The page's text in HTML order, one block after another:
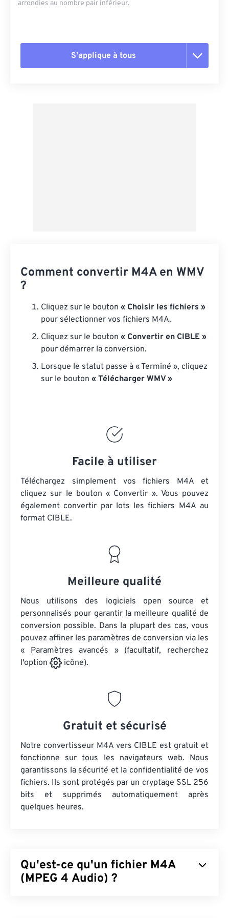
arrondies au nombre pair inférieur.
S'applique à tous
Comment convertir M4A en WMV
?
Cliquez sur le bouton « Choisir les fichiers »
pour sélectionner vos fichiers M4A.
Cliquez sur le bouton « Convertir en CIBLE »
pour démarrer la conversion.
Lorsque le statut passe à « Terminé », cliquez
sur le bouton « Télécharger WMV »
Facile à utiliser
Téléchargez simplement vos fichiers M4A et
cliquez sur le bouton « Convertir ». Vous pouvez
également convertir par lots les fichiers M4A au
format CIBLE.
Meilleure qualité
Nous utilisons des logiciels open source et
personnalisés pour garantir la meilleure qualité de
conversion possible. Dans la plupart des cas, vous
pouvez affiner les paramètres de conversion via les
« Paramètres avancés » (facultatif, recherchez
l'option
icône).
Gratuit et sécurisé
Notre convertisseur M4A vers CIBLE est gratuit et
fonctionne sur tous les navigateurs web. Nous
garantissons la sécurité et la confidentialité de vos
fichiers. Ils sont protégés par un cryptage SSL 256
bits et supprimés automatiquement après
quelques heures.
Qu'est-ce qu'un fichier M4A
(MPEG 4 Audio) ?